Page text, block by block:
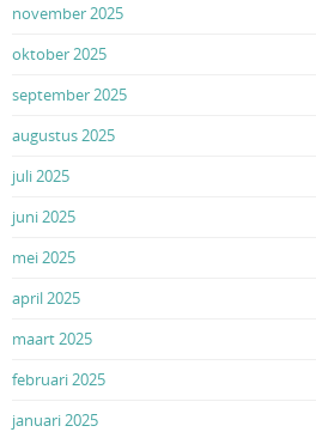
november 2025
oktober 2025
september 2025
augustus 2025
juli 2025
juni 2025
mei 2025
april 2025
maart 2025
februari 2025
januari 2025